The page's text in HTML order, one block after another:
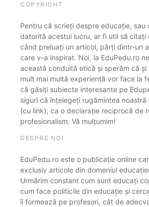
COPYRIGHT
Pentru că scrieți despre educație, sau
datorită acestui lucru, ar fi util să citați
când preluați un articol, părți dintr-un
care v-a inspirat. Noi, la EduPedu.ro
această conduită etică și sperăm că și
mult mai multă experiență vor face la
că găsiți subiecte interesante pe
siguri că înțelegeți rugămintea noastră
(cu link), ca o declarație reciprocă de
profesionalism. Vă mulțumim!
DESPRE NOI
EduPedu.ro este o publicație online
exclusiv articole din domeniul
Urmărim constant cum sunt educați
cum face politicile din educație și
îi formează pe profesori, cât de